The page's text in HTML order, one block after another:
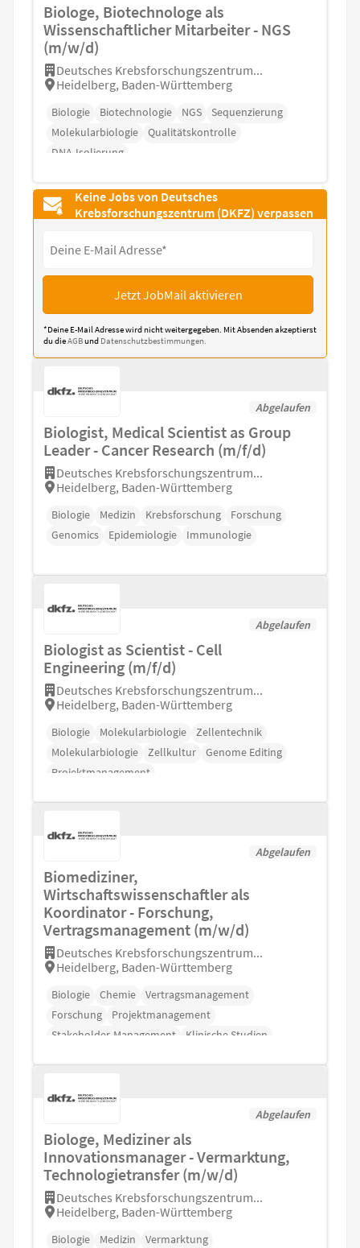
Biologe, Biotechnologe als
Wissenschaftlicher Mitarbeiter - NGS
(m/w/d)
Deutsches Krebsforschungszentrum...
Heidelberg, Baden-Württemberg
Biologie Biotechnologie NGS
Sequenzierung
Molekularbiologie
Qualitätskontrolle
DNA-Isolierung
Keine Jobs von Deutsches
Krebsforschungszentrum (DKFZ) verpassen
Jetzt JobMail aktivieren
*Deine E-Mail Adresse wird nicht weitergegeben. Mit Absenden akzeptierst
du dieAGBund Datenschutzbestimmungen.
Abgelaufen
Biologist, Medical Scientist as Group
Leader - Cancer Research (m/f/d)
Deutsches Krebsforschungszentrum...
Heidelberg, Baden-Württemberg
Biologie Medizin Krebsforschung
Forschung
Genomics
Epidemiologie Immunologie
Abgelaufen
Biologist as Scientist - Cell
Engineering (m/f/d)
Deutsches Krebsforschungszentrum...
Heidelberg, Baden-Württemberg
Biologie Molekularbiologie
Zellentechnik
Molekularbiologie
Zellkultur
Genome Editing
Projektmanagement
Abgelaufen
Biomediziner,
Wirtschaftswissenschaftler als
Koordinator - Forschung,
Vertragsmanagement (m/w/d)
Deutsches Krebsforschungszentrum...
Heidelberg, Baden-Württemberg
Biologie Chemie
Vertragsmanagement
Forschung
Projektmanagement
Stakeholder-Management
Klinische Studien
Abgelaufen
Biologe, Mediziner als
Innovationsmanager - Vermarktung,
Technologietransfer (m/w/d)
Deutsches Krebsforschungszentrum...
Heidelberg, Baden-Württemberg
Biologie Medizin Vermarktung